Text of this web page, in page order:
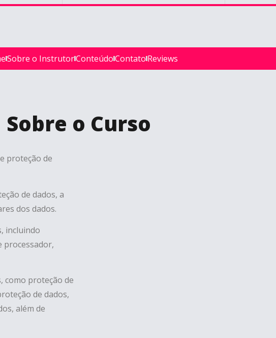
Sobre o InstrutorConteúdoContatoReviews
Sobre o Curso
proteção de
de dados, a
dos dados.
incluindo
processador,
como proteção de
de dados,
além de